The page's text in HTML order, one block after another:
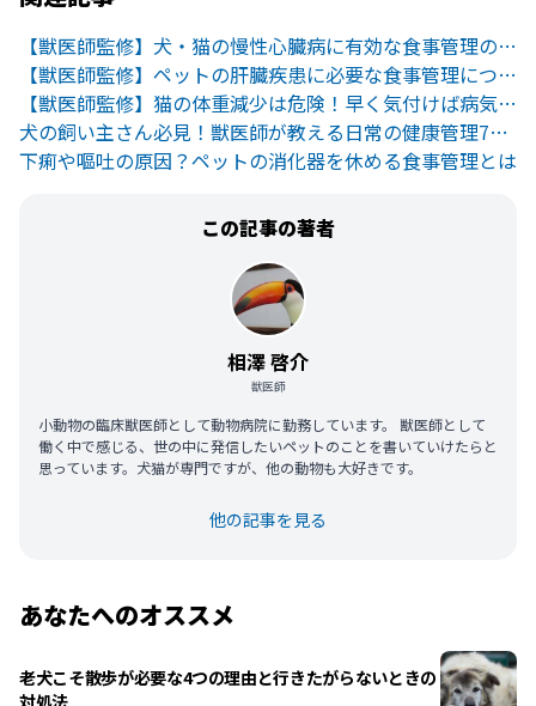
【獣医師監修】犬・猫の慢性心臓病に有効な食事管理のポイント
【獣医師監修】ペットの肝臓疾患に必要な食事管理について
【獣医師監修】猫の体重減少は危険！早く気付けば病気の早期発見に
犬の飼い主さん必見！獣医師が教える日常の健康管理7カ条
下痢や嘔吐の原因？ペットの消化器を休める食事管理とは
この記事の著者
相澤 啓介
獣医師
小動物の臨床獣医師として動物病院に勤務しています。 獣医師として
働く中で感じる、世の中に発信したいペットのことを書いていけたらと
思っています。犬猫が専門ですが、他の動物も大好きです。
他の記事を見る
あなたへのオススメ
老犬こそ散歩が必要な4つの理由と行きたがらないときの
対処法